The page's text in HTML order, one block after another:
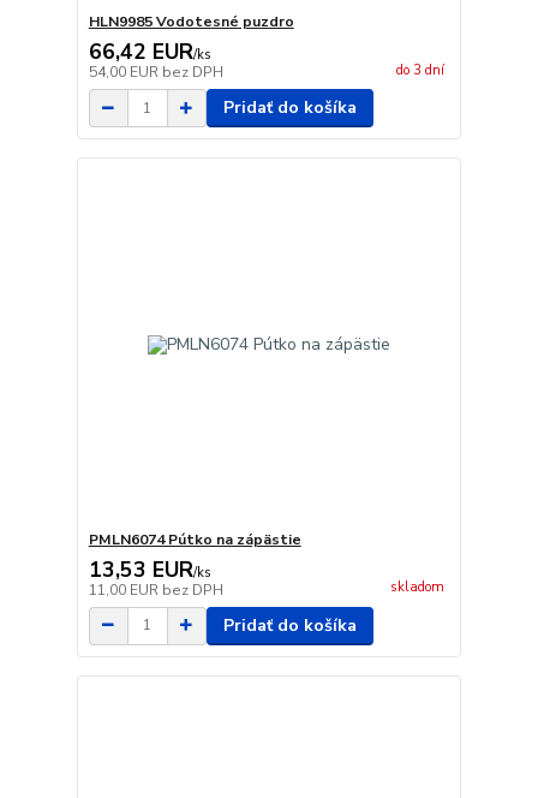
HLN9985 Vodotesné puzdro
66,42 EUR/ks
54,00 EUR bez DPH do 3 dní
Pridať do košíka
PMLN6074 Pútko na zápästie
13,53 EUR/ks
11,00 EUR bez DPH skladom
Pridať do košíka